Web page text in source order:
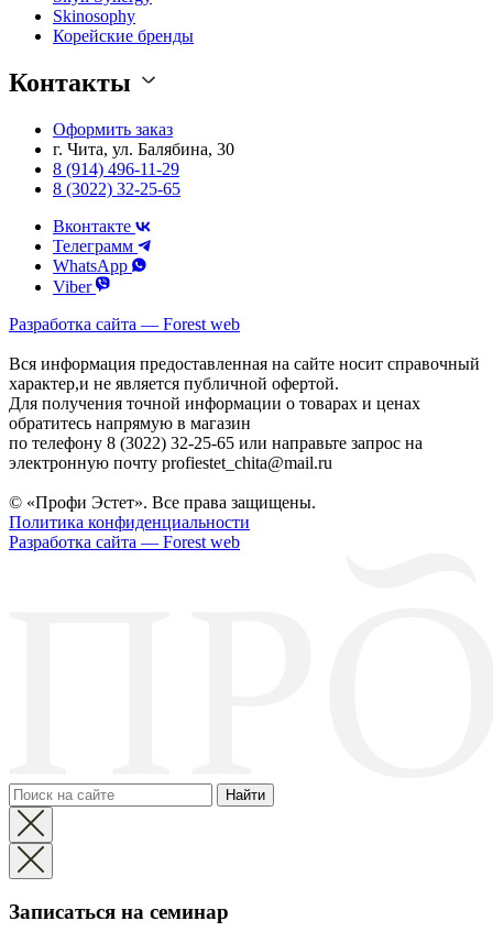
Skinosophy
Корейские бренды
Контакты
Оформить заказ
г. Чита, ул. Балябина, 30
8 (914) 496-11-29
8 (3022) 32-25-65
Вконтакте
Телеграмм
WhatsApp
Viber
Разработка сайта — Forest web
Вся информация предоставленная на сайте носит справочный
характер,и не является публичной офертой.
Для получения точной информации о товарах и ценах
обратитесь напрямую в магазин
по телефону 8 (3022) 32-25-65 или направьте запрос на
электронную почту profiestet_chita@mail.ru
© «Профи Эстет». Все права защищены.
Политика конфиденциальности
Разработка сайта — Forest web
Найти
Записаться на семинар